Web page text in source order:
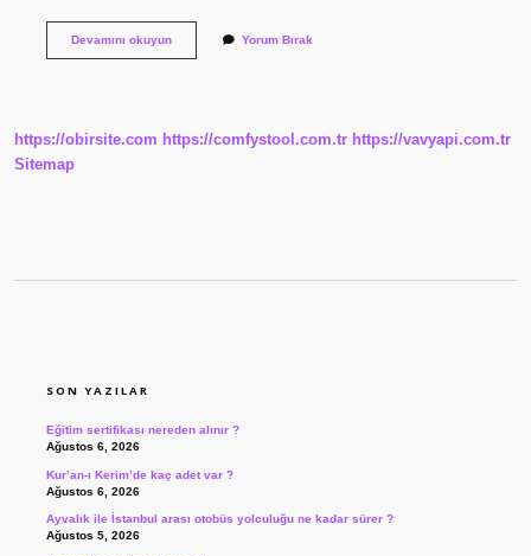
Devamını okuyunAraç
Yorum Bırak
https://obirsite.com https://comfystool.com.tr https://vavyapi.com.tr
Sitemap
SON YAZILAR
Eğitim sertifikası nereden alınır ?
Ağustos 6, 2026
Kur’an-ı Kerim’de kaç adet var ?
Ağustos 6, 2026
Ayvalık ile İstanbul arası otobüs yolculuğu ne kadar sürer ?
Ağustos 5, 2026